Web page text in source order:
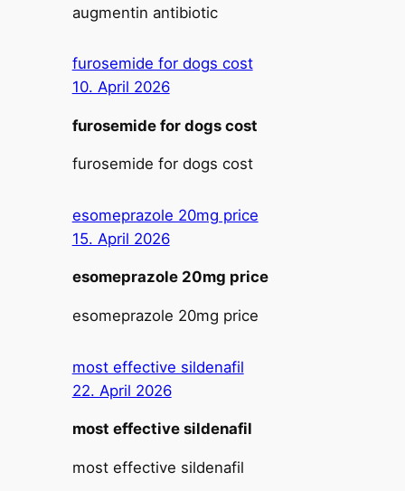
augmentin antibiotic
furosemide for dogs cost
10. April 2026
furosemide for dogs cost
furosemide for dogs cost
esomeprazole 20mg price
15. April 2026
esomeprazole 20mg price
esomeprazole 20mg price
most effective sildenafil
22. April 2026
most effective sildenafil
most effective sildenafil